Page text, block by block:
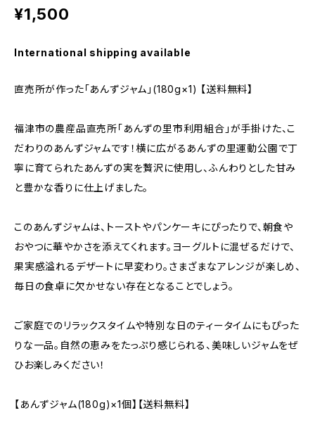
¥1,500
International shipping available
直売所が作った「あんずジャム」(180g×1) 【送料無料】
福津市の農産品直売所「あんずの里市利用組合」が手掛けた、こ
だわりのあんずジャムです！横に広がるあんずの里運動公園で丁
寧に育てられたあんずの実を贅沢に使用し、ふんわりとした甘み
と豊かな香りに仕上げました。
このあんずジャムは、トーストやパンケーキにぴったりで、朝食や
おやつに華やかさを添えてくれます。ヨーグルトに混ぜるだけで、
果実感溢れるデザートに早変わり。さまざまなアレンジが楽しめ、
毎日の食卓に欠かせない存在となることでしょう。
ご家庭でのリラックスタイムや特別な日のティータイムにもぴった
りな一品。自然の恵みをたっぷり感じられる、美味しいジャムをぜ
ひお楽しみください！
【あんずジャム(180g)×1個】【送料無料】